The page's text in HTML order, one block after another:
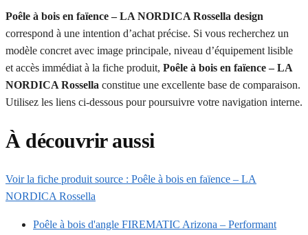
Poêle à bois en faïence – LA NORDICA Rossella design
correspond à une intention d’achat précise. Si vous recherchez un
modèle concret avec image principale, niveau d’équipement lisible
et accès immédiat à la fiche produit, Poêle à bois en faïence – LA
NORDICA Rossella constitue une excellente base de comparaison.
Utilisez les liens ci-dessous pour poursuivre votre navigation interne.
À découvrir aussi
Voir la fiche produit source : Poêle à bois en faïence – LA
NORDICA Rossella
Poêle à bois d'angle FIREMATIC Arizona – Performant